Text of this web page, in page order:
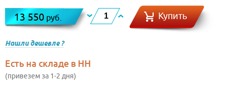
13 550 руб. Купить
Нашли дешевле ?
Есть на складе в НН
(привезем за 1-2 дня)